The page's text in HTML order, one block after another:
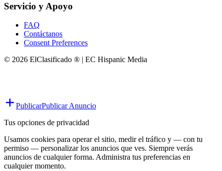
Servicio y Apoyo
FAQ
Contáctanos
Consent Preferences
© 2026 ElClasificado ® | EC Hispanic Media
PublicarPublicar Anuncio
Tus opciones de privacidad
Usamos cookies para operar el sitio, medir el tráfico y — con tu
permiso — personalizar los anuncios que ves. Siempre verás
anuncios de cualquier forma. Administra tus preferencias en
cualquier momento.